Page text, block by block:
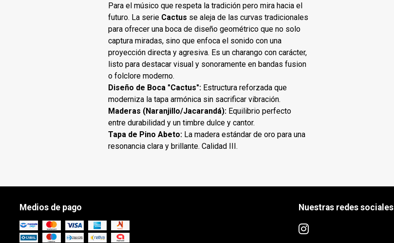
Para el músico que respeta la tradición pero mira hacia el
futuro. La serie Cactus se aleja de las curvas tradicionales
para ofrecer una boca de diseño geométrico que no solo
captura miradas, sino que enfoca el sonido con una
proyección directa y agresiva. Es un charango con carácter,
listo para destacar visual y sonoramente en bandas fusion
o folclore moderno.
Diseño de Boca "Cactus": Estructura reforzada que
moderniza la tapa armónica sin sacrificar vibración.
Maderas (Naranjillo/Jacarandá): Equilibrio perfecto
entre durabilidad y un timbre dulce y cantor.
Tapa de Pino Abeto: La madera estándar de oro para una
resonancia clara y brillante. Calidad III.
Medios de pago Nuestras redes sociales